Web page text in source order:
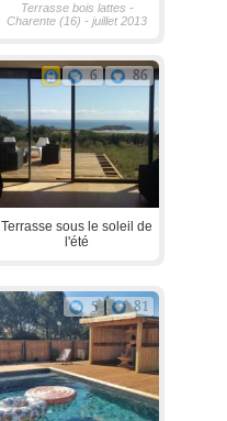
Terrasse bois lattes -
Charente (16) - juillet 2013
6 86
Terrasse sous le soleil de
l'été
5 81